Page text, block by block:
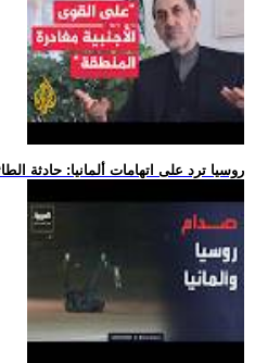
.. روسيا ترد على اتهامات ألمانيا: حادثة